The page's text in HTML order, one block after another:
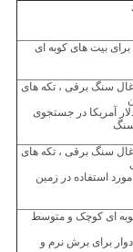
بیت های کوبه ای
سنگ برقی ، تکه های
آمریکا در جستجوی
سنگ برقی ، تکه های
استفاده در زمین
ای کوچک و متوسط
برای برش نرم و